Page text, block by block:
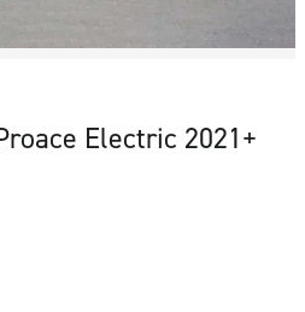
Electric 2021+